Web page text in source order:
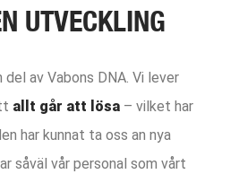
UTVECKLING
av Vabons DNA. Vi lever
allt går att lösa – vilket har
har kunnat ta oss an nya
såväl vår personal som vårt